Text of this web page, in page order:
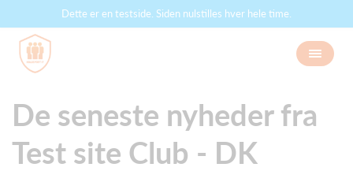
Dette er en testside. Siden nulstilles hver hele time.
De seneste nyheder fra
Test site Club - DK